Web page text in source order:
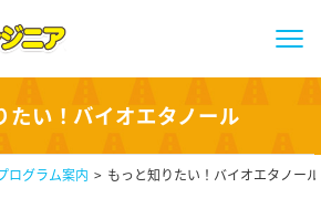
たい！バイオエタノール
ログラム案内 もっと知りたい！バイオエタノール